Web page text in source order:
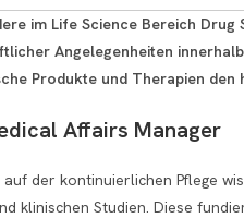
im Life Science Bereich
Angelegenheiten
Produkte und Therapien
Affairs Manager
der kontinuierlichen Pflege
klinischen Studien. Diese